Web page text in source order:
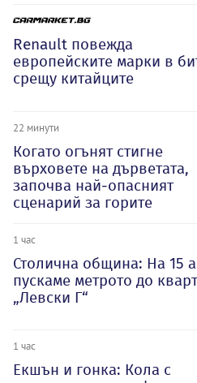
Renault повежда
европейските марки в
срещу китайците
22 минути
Когато огънят стигне
върховете на дърветата,
започва най-опасният
сценарий за горите
1 час
Столична община: На 15
пускаме метрото до
„Левски Г“
1 час
Екшън и гонка: Кола с